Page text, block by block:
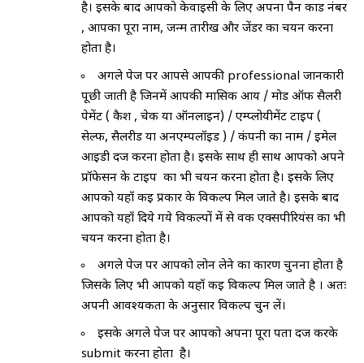
है। इसके बाद आपको केवाईसी के लिए अपना पैन कार्ड नंबर
, आपका पूरा नाम, जन्म तारीख और जेंडर का चयन करना
होता है।
अगले पेज पर आपसे आपकी professional जानकारी
पूछी जाती है जिनमें आपकी मासिक आय / मोड ऑफ सैलरी
पेमेंट ( कैश , चेक या ऑनलाइन) / एम्प्लोयीमेंट टाइप (
सेल्फ, सैलरीड या अनएम्पलॉईड ) / कंपनी का नाम / ईमेल
आईडी दर्ज करना होता है। इसके साथ ही साथ आपको अपने
प्रॉफेसन के टाइप का भी चयन करना होता है। इसके लिए
आपको यहाँ कई प्रकार के विकल्प मिल जाते है। इसके बाद
आपको यहाँ दिये गये विकल्पों में से वर्क एक्सपीरियंस का भी
चयन करना होता है।
अगले पेज पर आपको लोन लेने का कारण चुनना होता है
जिसके लिए भी आपको यहाँ कई विकल्प मिल जाते है । अतः
अपनी आवश्यकता के अनुसार विकल्प चुन लें।
इसके अगले पेज पर आपको अपना पूरा पता दर्ज करके
submit करना होता है।